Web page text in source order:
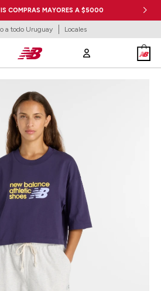
COMPRAS MAYORES A $5000
a todo Uruguay Locales